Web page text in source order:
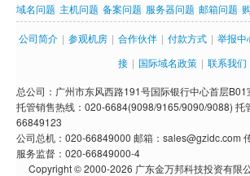
域名问题 主机问题 备案问题 服务器问题 邮箱问题
公司简介 | 参观机房 | 合作伙伴 | 付款方式 | 举报中
接 | 国际域名政策 | 联系我们
总公司：广州市东风西路191号国际银行中心首层
托管销售热线：020-6684(9098/9165/9090/9088) 托
66849123
公司总机：020-66849000 邮箱：sales@gzidc.com
服务监督：020-66849000-4
Copyright © 2000-2026 广东金万邦科技投资有限